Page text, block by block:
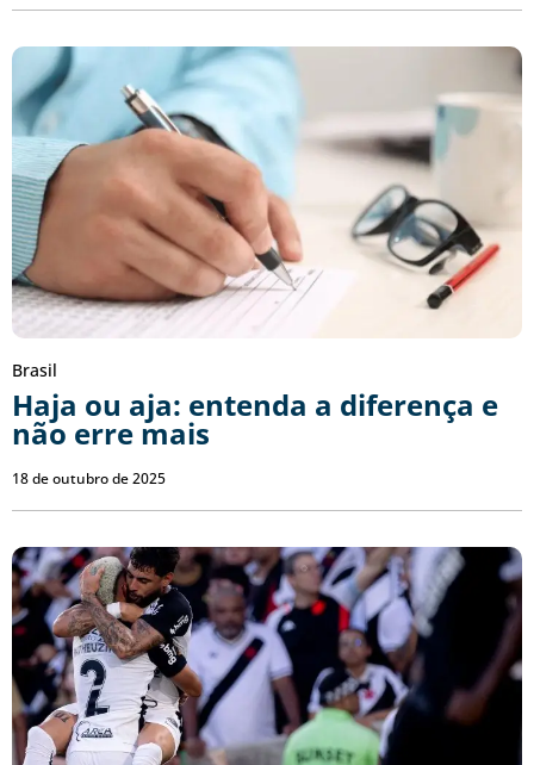
Brasil
Haja ou aja: entenda a diferença e
não erre mais
18 de outubro de 2025